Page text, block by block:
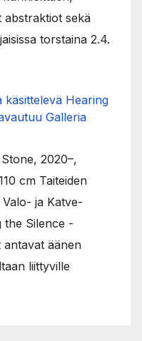
abstraktiot sekä
torstaina 2.4.
Hearing
Galleria
2020–,
cm Taiteiden
ja Katve-
the Silence -
antavat äänen
liittyville